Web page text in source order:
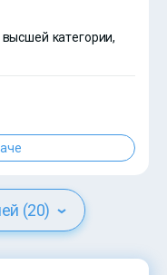
категории,
(20)